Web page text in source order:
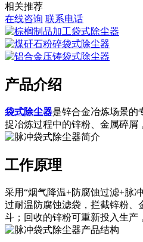
相关推荐
在线咨询 联系电话
产品介绍
袋式除尘器是锌合金冶炼场景的
捉冶炼过程中的锌粉、金属碎屑
工作原理
采用“烟气降温+防腐蚀过滤+脉
过耐温防腐蚀滤袋，拦截锌粉、
斗；回收的锌粉可重新投入生产